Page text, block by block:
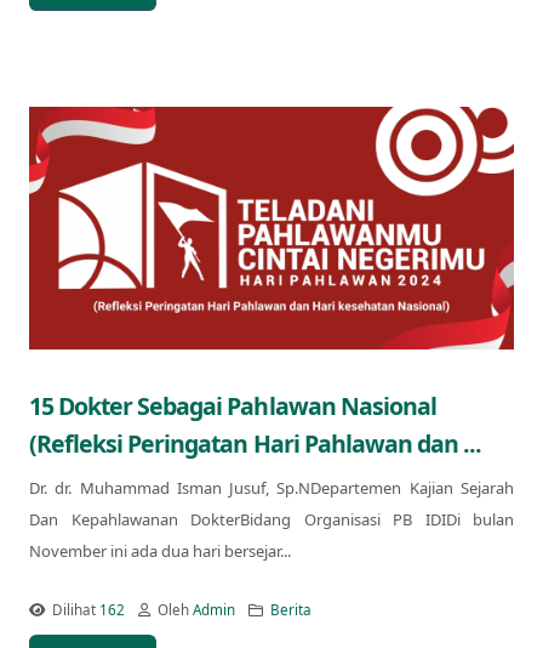
15 Dokter Sebagai Pahlawan Nasional
(Refleksi Peringatan Hari Pahlawan dan ...
Dr. dr. Muhammad Isman Jusuf, Sp.NDepartemen Kajian Sejarah
Dan Kepahlawanan DokterBidang Organisasi PB IDIDi bulan
November ini ada dua hari bersejar...
Dilihat 162 OlehAdmin Berita